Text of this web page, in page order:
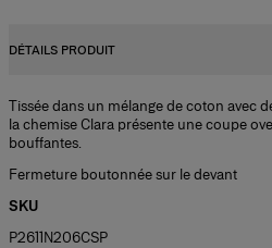
DÉTAILS PRODUIT
Tissée dans un mélange de coton avec
la chemise Clara présente une coupe
bouffantes.
Fermeture boutonnée sur le devant
SKU
P2611N206CSP